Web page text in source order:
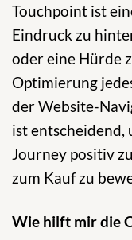
Touchpoint ist
Eindruck zu
oder eine Hürde
Optimierung
der Website-
ist entscheidend,
Journey positiv
zum Kauf zu
Wie hilft mir die